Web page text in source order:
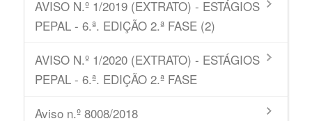
AVISO N.º 1/2019 (EXTRATO) - ESTÁGIOS
PEPAL - 6.ª. EDIÇÃO 2.ª FASE (2)
AVISO N.º 1/2020 (EXTRATO) - ESTÁGIOS
PEPAL - 6.ª. EDIÇÃO 2.ª FASE
Aviso n.º 8008/2018